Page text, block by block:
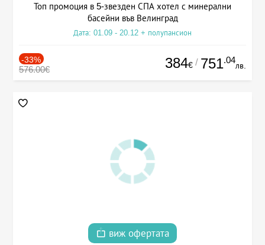
Топ промоция в 5-звезден СПА хотел с минерални
басейни във Велинград
Дата: 01.09 - 20.12 + полупансион
-33%
576.00€ 384€ / 751.04
лв.
виж офертата